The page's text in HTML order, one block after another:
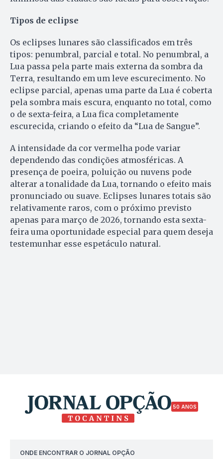
Tipos de eclipse
Os eclipses lunares são classificados em três
tipos: penumbral, parcial e total. No penumbral, a
Lua passa pela parte mais externa da sombra da
Terra, resultando em um leve escurecimento. No
eclipse parcial, apenas uma parte da Lua é coberta
pela sombra mais escura, enquanto no total, como
o de sexta-feira, a Lua fica completamente
escurecida, criando o efeito da “Lua de Sangue”.
A intensidade da cor vermelha pode variar
dependendo das condições atmosféricas. A
presença de poeira, poluição ou nuvens pode
alterar a tonalidade da Lua, tornando o efeito mais
pronunciado ou suave. Eclipses lunares totais são
relativamente raros, com o próximo previsto
apenas para março de 2026, tornando esta sexta-
feira uma oportunidade especial para quem deseja
testemunhar esse espetáculo natural.
50 ANOS
ONDE ENCONTRAR O JORNAL OPÇÃO